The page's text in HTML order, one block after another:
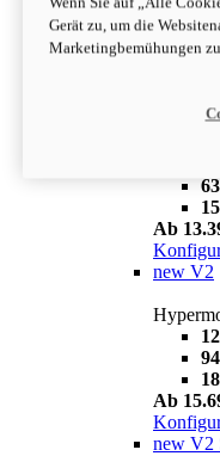
Ab
Ab
new V2
Ab
new V2
Gerät zu, um die
Marketingbemühungen